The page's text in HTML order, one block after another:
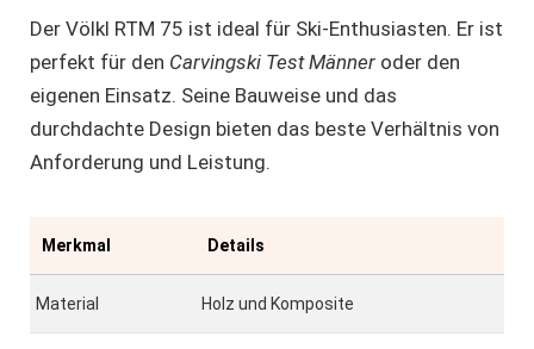
Der Völkl RTM 75 ist ideal für Ski-Enthusiasten. Er ist
perfekt für den Carvingski Test Männer oder den
eigenen Einsatz. Seine Bauweise und das
durchdachte Design bieten das beste Verhältnis von
Anforderung und Leistung.
Merkmal Details
Material Holz und Komposite